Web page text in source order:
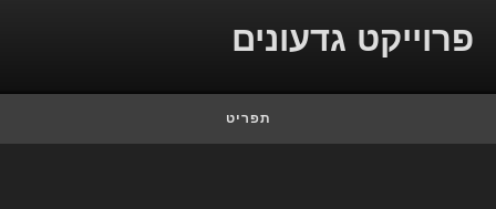
פרוייקט גדעונים
תפריט